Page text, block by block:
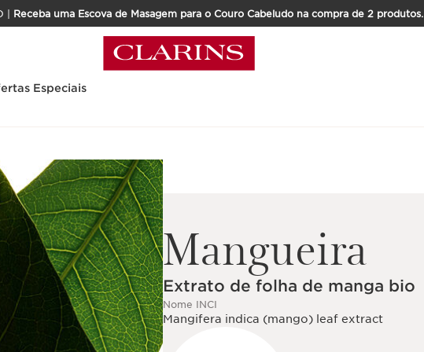
Receba uma Escova de Masagem para o Couro Cabeludo na compra de 2 produtos.
Especiais
Mangueira
Extrato de folha de manga bio
Nome INCI
Mangifera indica (mango) leaf extract